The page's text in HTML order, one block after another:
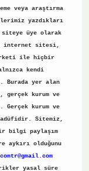
veya araştırma
yazdıkları
üye olarak
internet sitesi,
ile hiçbir
kendi
Burada yer alan
kurum ve
Gerçek kurum ve
Sitemiz,
bilgi paylaşım
aykırı olduğunu
yasal süre